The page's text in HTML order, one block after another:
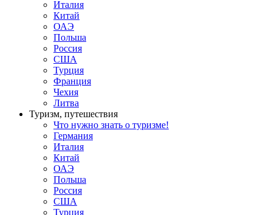
Италия
Китай
ОАЭ
Польша
Россия
США
Турция
Франция
Чехия
Литва
Туризм, путешествия
Что нужно знать о туризме!
Германия
Италия
Китай
ОАЭ
Польша
Россия
США
Турция